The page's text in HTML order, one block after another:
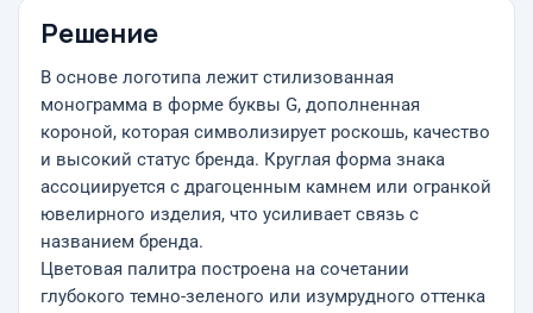
Решение
В основе логотипа лежит стилизованная
монограмма в форме буквы G, дополненная
короной, которая символизирует роскошь, качество
и высокий статус бренда. Круглая форма знака
ассоциируется с драгоценным камнем или огранкой
ювелирного изделия, что усиливает связь с
названием бренда.
Цветовая палитра построена на сочетании
глубокого темно-зеленого или изумрудного оттенка